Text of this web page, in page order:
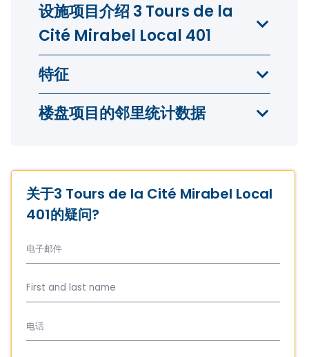
设施项目介绍 3 Tours de la
Cité Mirabel Local 401
特征
楼盘项目的邻里统计数据
关于3 Tours de la Cité Mirabel Local
401的疑问?